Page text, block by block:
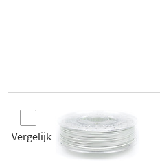
Vergelijk